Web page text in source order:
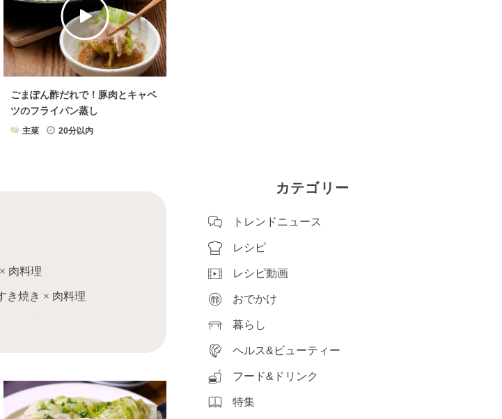
ごまぽん酢だれで！豚肉とキャベ
ツのフライパン蒸し
主菜 20分以内
× 肉料理
き焼き × 肉料理
× 卵料理
カテゴリー
トレンドニュース
レシピ
レシピ動画
おでかけ
暮らし
ヘルス&ビューティー
フード&ドリンク
特集